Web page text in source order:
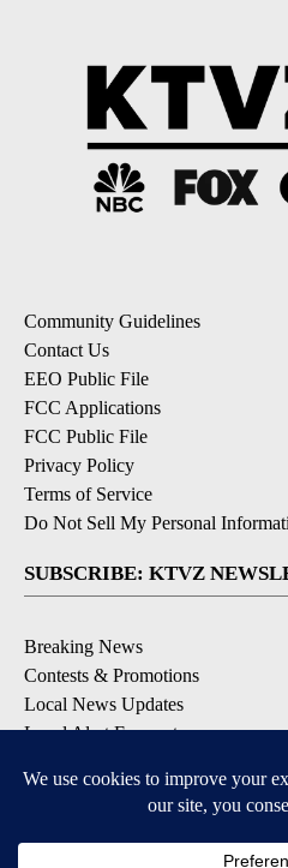
Community Guidelines
Contact Us
EEO Public File
FCC Applications
FCC Public File
Privacy Policy
Terms of Service
Do Not Sell My Personal
SUBSCRIBE: KTVZ
Breaking News
Contests & Promotions
Local News Updates
Local Alert Forecast
DOWNLOAD: KTVZ APPS